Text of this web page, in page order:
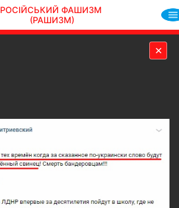
РОСІЙСЬКИЙ ФАШИЗМ
(РАШИЗМ)
✕